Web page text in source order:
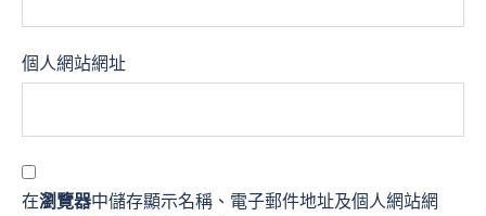
個人網站網址
在瀏覽器中儲存顯示名稱、電子郵件地址及個人網站網